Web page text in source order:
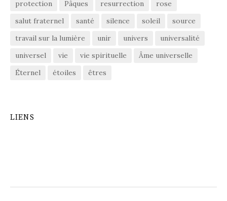
protection
Pâques resurrection
rose
salut fraternel
santé silence soleil
source
travail sur la lumière
unir univers
universalité
universel
vie vie spirituelle
Âme universelle
Éternel
étoiles êtres
LIENS